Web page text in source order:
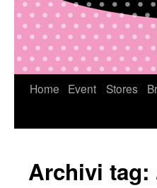
VaiHome Event Stores
Archivi tag: